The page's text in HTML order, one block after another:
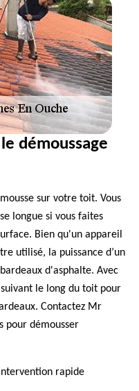
démoussage
sur votre toit. Vous
longue si vous faites
Bien qu'un appareil
utilisé, la puissance d’un
d'asphalte. Avec
le long du toit pour
Contactez Mr
pour démousser
Intervention rapide